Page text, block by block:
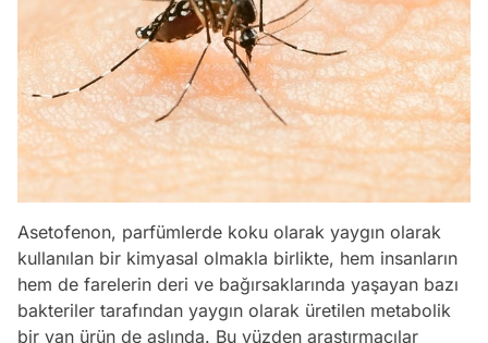
Asetofenon, parfümlerde koku olarak yaygın olarak
kullanılan bir kimyasal olmakla birlikte, hem insanların
hem de farelerin deri ve bağırsaklarında yaşayan bazı
bakteriler tarafından yaygın olarak üretilen metabolik
bir yan ürün de aslında. Bu yüzden araştırmacılar